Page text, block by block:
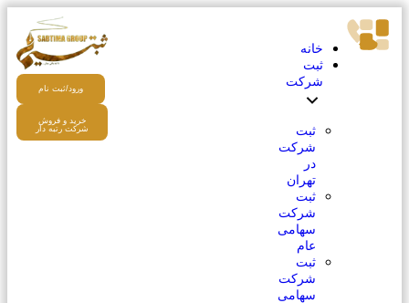
خانه
ثبت
شرکت
ثبت
شرکت
در
تهران
ثبت
شرکت
سهامی
عام
ثبت
شرکت
سهامی
ورود/ثبت نام
خرید و فروش
شرکت رتبه دار